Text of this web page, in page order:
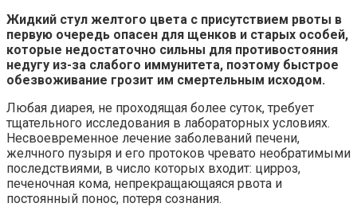
Жидкий стул желтого цвета с присутствием рвоты в
первую очередь опасен для щенков и старых особей,
которые недостаточно сильны для противостояния
недугу из-за слабого иммунитета, поэтому быстрое
обезвоживание грозит им смертельным исходом.
Любая диарея, не проходящая более суток, требует
тщательного исследования в лабораторных условиях.
Несвоевременное лечение заболеваний печени,
желчного пузыря и его протоков чревато необратимыми
последствиями, в число которых входит: цирроз,
печеночная кома, непрекращающаяся рвота и
постоянный понос, потеря сознания.